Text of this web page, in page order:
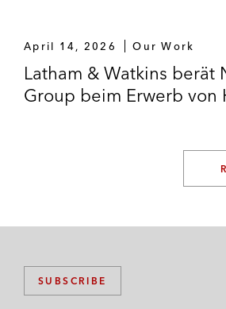
Trench von Siemens
Royal Reesink, und
Carbon und von
Webhelp – Verkauf an
Führende Unternehmen im
Sektor – Vertretung in EU-
April 14, 2026 Our Work
Latham & Watkins berät
Group beim Erwerb von
SUBSCRIBE